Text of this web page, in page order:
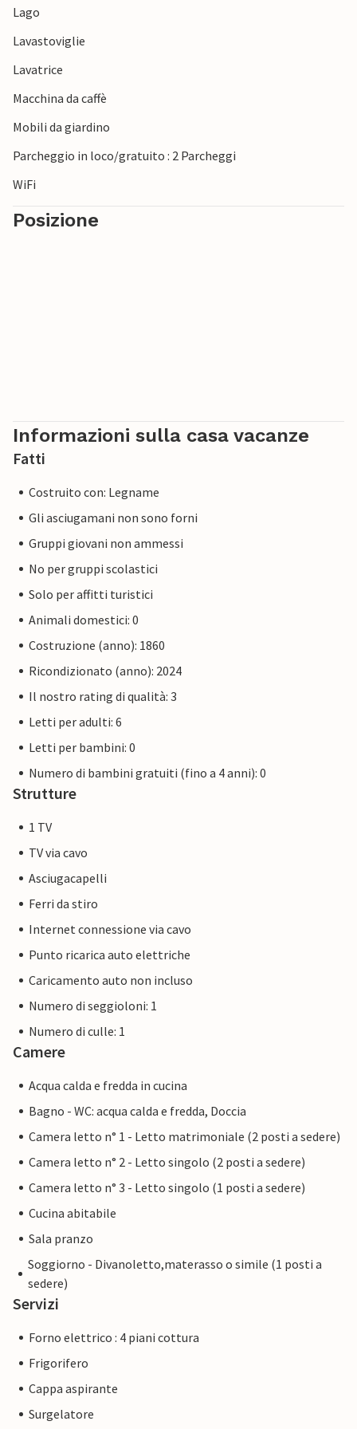
paradiso per gli amanti della natura e delle vacanze attive.
Lago
Lavastoviglie
Lavatrice
Macchina da caffè
Mobili da giardino
Parcheggio in loco/gratuito : 2 Parcheggi
WiFi
Posizione
Informazioni sulla casa vacanze
Fatti
Costruito con: Legname
Gli asciugamani non sono forni
Gruppi giovani non ammessi
No per gruppi scolastici
Solo per affitti turistici
Animali domestici: 0
Costruzione (anno): 1860
Ricondizionato (anno): 2024
Il nostro rating di qualità: 3
Letti per adulti: 6
Letti per bambini: 0
Numero di bambini gratuiti (fino a 4 anni): 0
Strutture
1 TV
TV via cavo
Asciugacapelli
Ferri da stiro
Internet connessione via cavo
Punto ricarica auto elettriche
Caricamento auto non incluso
Numero di seggioloni: 1
Numero di culle: 1
Camere
Acqua calda e fredda in cucina
Bagno - WC: acqua calda e fredda, Doccia
Camera letto n° 1 - Letto matrimoniale (2 posti a sedere)
Camera letto n° 2 - Letto singolo (2 posti a sedere)
Camera letto n° 3 - Letto singolo (1 posti a sedere)
Cucina abitabile
Sala pranzo
Soggiorno - Divanoletto,materasso o simile (1 posti a
sedere)
Servizi
Forno elettrico : 4 piani cottura
Frigorifero
Cappa aspirante
Surgelatore